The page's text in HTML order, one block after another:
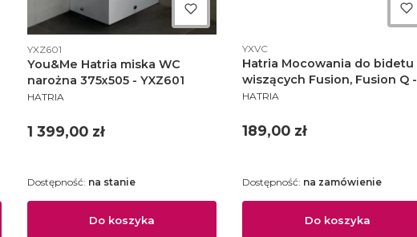
Kod produktu
YXZ601
You&Me Hatria miska WC
narożna 375x505 - YXZ601
PRODUCENT
HATRIA
Cena
1 399,00 zł
Do koszyka
Dostępność: na stanie
Kod produktu
YXVC
Hatria Mocowania do bidetu
wiszących Fusion, Fusion Q -
YXVC
PRODUCENT
HATRIA
Cena
189,00 zł
Do koszyka
Dostępność: na zamówienie